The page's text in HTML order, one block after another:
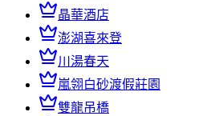
晶華酒店
澎湖喜來登
川湯春天
嵐翎白砂渡假莊園
雙龍吊橋